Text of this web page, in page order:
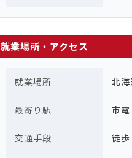
就業場所・アクセス
就業場所 北
最寄り駅 市
交通手段 徒